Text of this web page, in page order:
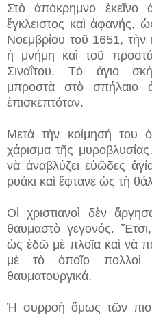
Στὸ ἀπόκρημνο ἐκεῖνο
ἔγκλειστος καὶ ἀφανής,
Νοεμβρίου τοῦ 1651, τὴν
ἡ μνήμη καὶ τοῦ
Σιναΐτου. Τὸ ἅγιο
μπροστὰ στὸ
ἐπισκεπτόταν.
Μετὰ τὴν κοίμησή του
χάρισμα τῆς
νὰ ἀναβλύζει εὐῶδες
ρυάκι καὶ ἔφτανε ὡς τὴ
Οἱ χριστιανοὶ δὲν
θαυμαστὸ γεγονός.
ὡς ἐδῶ μὲ πλοῖα καὶ νὰ
μὲ τὸ ὁποῖο πολλοὶ
θαυματουργικά.
Ἡ συρροὴ ὅμως τῶν